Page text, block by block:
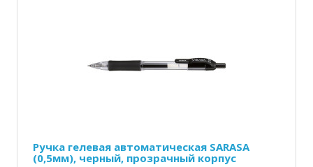
Ручка гелевая автоматическая SARASA
(0,5мм), черный, прозрачный корпус